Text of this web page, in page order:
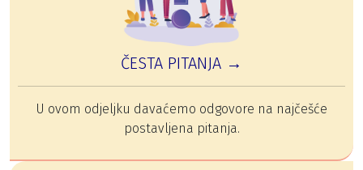
ČESTA PITANJA →
U ovom odjeljku davaćemo odgovore na najčešće
postavljena pitanja.